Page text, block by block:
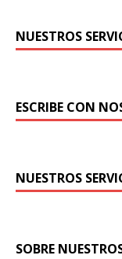
NUESTROS
ESCRIBE CON
NUESTROS
SOBRE